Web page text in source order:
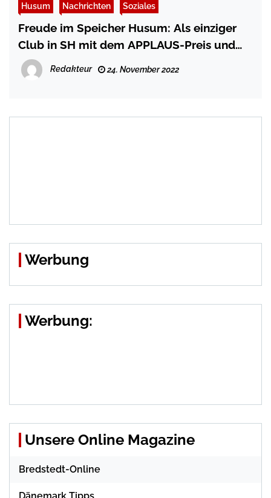
Husum Nachrichten Soziales
Freude im Speicher Husum: Als einziger
Club in SH mit dem APPLAUS-Preis und
30.000 Euro ausgezeichnet –
Redakteur 24. November 2022
Werbung
Werbung:
Unsere Online Magazine
Bredstedt-Online